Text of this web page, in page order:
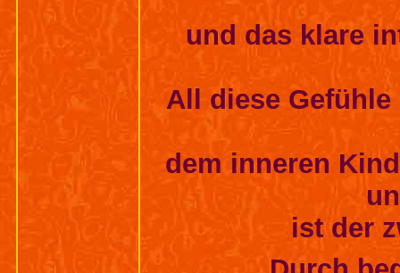
und das klare
All diese
dem inneren
ist der